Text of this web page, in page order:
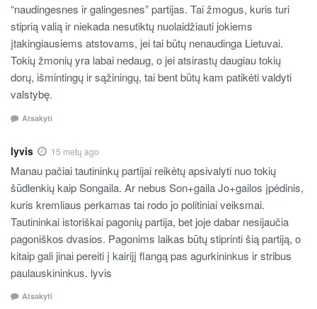
“naudingesnes ir galingesnes” partijas. Tai žmogus, kuris turi
stiprią valią ir niekada nesutiktų nuolaidžiauti jokiems
įtakingiausiems atstovams, jei tai būtų nenaudinga Lietuvai.
Tokių žmonių yra labai nedaug, o jei atsirastų daugiau tokių
dorų, išmintingų ir sąžiningų, tai bent būtų kam patikėti valdyti
valstybę.
Atsakyti
lyvis 15 metų ago
Manau pačiai tautininkų partijai reikėtų apsivalyti nuo tokių
šūdlenkių kaip Songaila. Ar nebus Son+gaila Jo+gailos įpėdinis,
kuris kremliaus perkamas tai rodo jo politiniai veiksmai.
Tautininkai istoriškai pagonių partija, bet joje dabar nesijaučia
pagoniškos dvasios. Pagonims laikas būtų stiprinti šią partiją, o
kitaip gali jinai pereiti į kairijį flangą pas agurkininkus ir stribus
paulauskininkus. lyvis
Atsakyti